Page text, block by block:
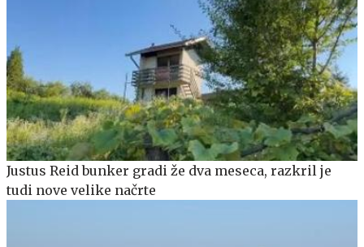
Justus Reid bunker gradi že dva meseca, razkril je
tudi nove velike načrte